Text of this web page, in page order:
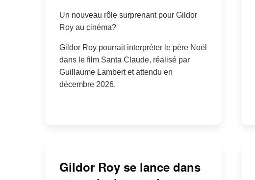
Un nouveau rôle surprenant pour Gildor
Roy au cinéma?
Gildor Roy pourrait interpréter le père Noël
dans le film Santa Claude, réalisé par
Guillaume Lambert et attendu en
décembre 2026.
Gildor Roy se lance dans